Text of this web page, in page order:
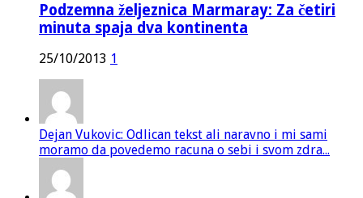
Podzemna željeznica Marmaray: Za četiri
minuta spaja dva kontinenta
25/10/2013 1
Dejan Vukovic: Odlican tekst ali naravno i mi sami
moramo da povedemo racuna o sebi i svom zdra...